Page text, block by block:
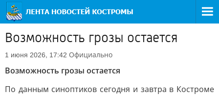
Возможность грозы остается
1 июня 2026, 17:42 Официально
Возможность грозы остается
По данным синоптиков сегодня и завтра в Костроме